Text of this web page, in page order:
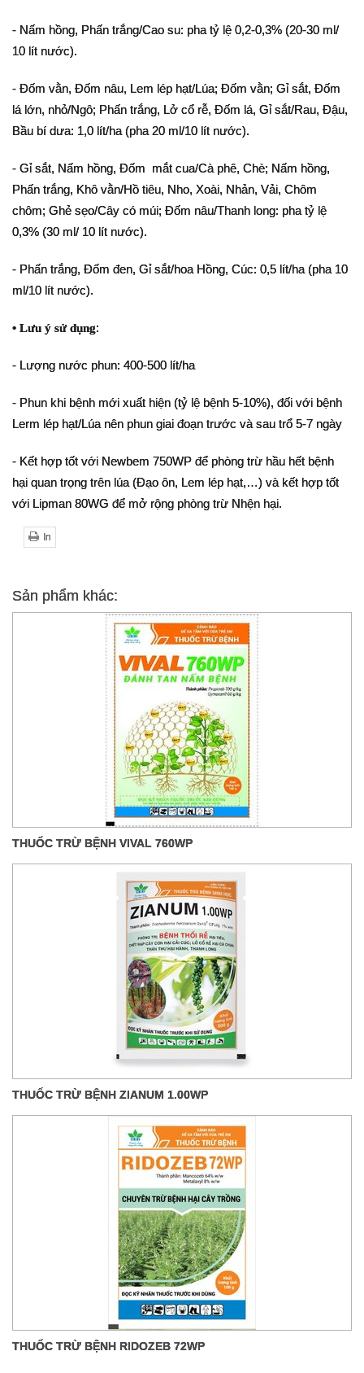
- Nấm hồng, Phấn trắng/Cao su: pha tỷ lệ 0,2-0,3% (20-30 ml/
10 lít nước).
- Đốm vằn, Đốm nâu, Lem lép hạt/Lúa; Đốm vằn; Gỉ sắt, Đốm
lá lớn, nhỏ/Ngô; Phấn trắng, Lở cổ rễ, Đốm lá, Gỉ sắt/Rau, Đậu,
Bầu bí dưa: 1,0 lít/ha (pha 20 ml/10 lít nước).
- Gỉ sắt, Nấm hồng, Đốm mắt cua/Cà phê, Chè; Nấm hồng,
Phấn trắng, Khô vằn/Hồ tiêu, Nho, Xoài, Nhản, Vải, Chôm
chôm; Ghẻ sẹo/Cây có múi; Đốm nâu/Thanh long: pha tỷ lệ
0,3% (30 ml/ 10 lít nước).
- Phấn trắng, Đốm đen, Gỉ sắt/hoa Hồng, Cúc: 0,5 lít/ha (pha 10
ml/10 lít nước).
• Lưu ý sử dụng:
- Lượng nước phun: 400-500 lít/ha
- Phun khi bệnh mới xuất hiện (tỷ lệ bệnh 5-10%), đối với bệnh
Lerm lép hạt/Lúa nên phun giai đoạn trước và sau trổ 5-7 ngày
- Kết hợp tốt với Newbem 750WP để phòng trừ hầu hết bệnh
hại quan trọng trên lúa (Đạo ôn, Lem lép hạt,…) và kết hợp tốt
với Lipman 80WG để mở rộng phòng trừ Nhện hại.
In
Sản phẩm khác:
THUỐC TRỪ BỆNH VIVAL 760WP
THUỐC TRỪ BỆNH ZIANUM 1.00WP
THUỐC TRỪ BỆNH RIDOZEB 72WP